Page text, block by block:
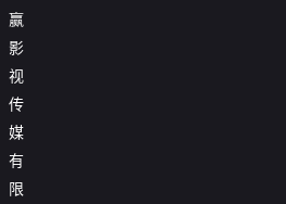
赢
影
视
传
媒
有
限